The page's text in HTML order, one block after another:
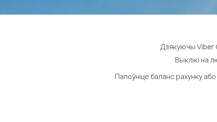
Дзякуючы Viber
Выклікі на
Папоўніце баланс рахунку